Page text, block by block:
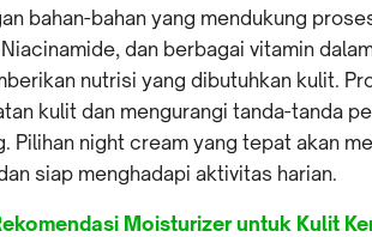
bahan-bahan yang mendukung
dan berbagai vitamin
nutrisi yang dibutuhkan kulit.
kulit dan mengurangi tanda-tanda
Pilihan night cream yang tepat akan
siap menghadapi aktivitas harian.
Moisturizer untuk Kulit